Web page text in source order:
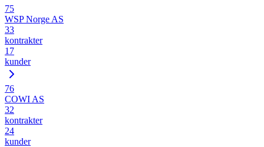
75
WSP Norge AS
33
kontrakter
17
kunder
76
COWI AS
32
kontrakter
24
kunder